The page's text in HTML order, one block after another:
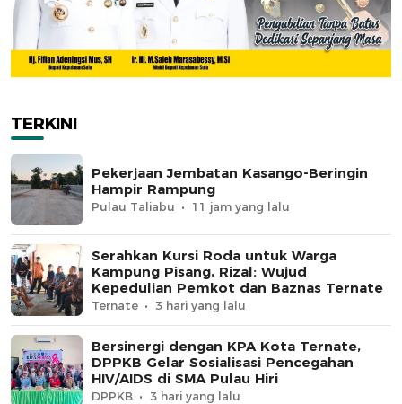
TERKINI
Pekerjaan Jembatan Kasango-Beringin
Hampir Rampung
Pulau Taliabu 11 jam yang lalu
Serahkan Kursi Roda untuk Warga
Kampung Pisang, Rizal: Wujud
Kepedulian Pemkot dan Baznas Ternate
Ternate 3 hari yang lalu
Bersinergi dengan KPA Kota Ternate,
DPPKB Gelar Sosialisasi Pencegahan
HIV/AIDS di SMA Pulau Hiri
DPPKB 3 hari yang lalu